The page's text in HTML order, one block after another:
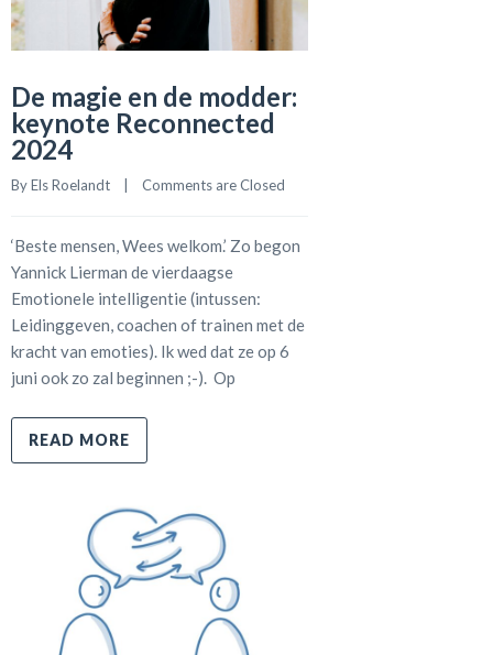
De magie en de modder:
keynote Reconnected
2024
By Els Roelandt Comments are Closed
‘Beste mensen, Wees welkom.’ Zo begon
Yannick Lierman de vierdaagse
Emotionele intelligentie (intussen:
Leidinggeven, coachen of trainen met de
kracht van emoties). Ik wed dat ze op 6
juni ook zo zal beginnen ;-). Op
READ MORE